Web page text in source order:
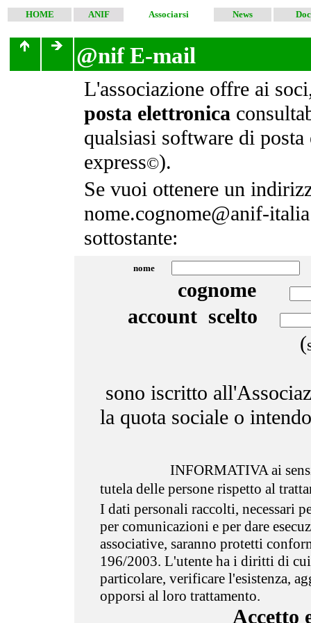
HOME ANIF Associarsi News
@nif E-mail
L'associazione offre ai
posta elettronica
qualsiasi software di
express©).
Se vuoi ottenere un
nome.cognome@anif-
sottostante:
nome
cognome
account scelto
(
sono iscritto
la quota sociale o
INFORMATIVA ai
tutela delle persone rispetto al
I dati personali raccolti, necessari
per comunicazioni e per dare
associative, saranno protetti
196/2003. L'utente ha i diritti di
particolare, verificare l'esistenza,
opporsi al loro trattamento.